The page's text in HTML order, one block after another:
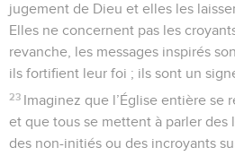
jugement de Dieu et elles les
Elles ne concernent pas les
revanche, les messages inspirés
ils fortifient leur foi ; ils sont un
23 Imaginez que l’Église entière se
et que tous se mettent à parler des
des non-initiés ou des incroyants